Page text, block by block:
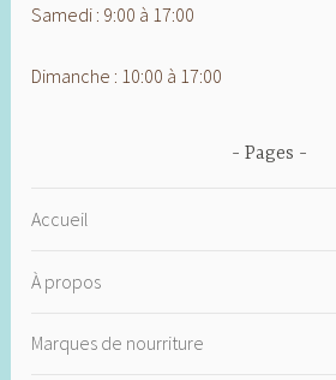
Samedi : 9:00 à 17:00
Dimanche : 10:00 à 17:00
Pages
Accueil
À propos
Marques de nourriture